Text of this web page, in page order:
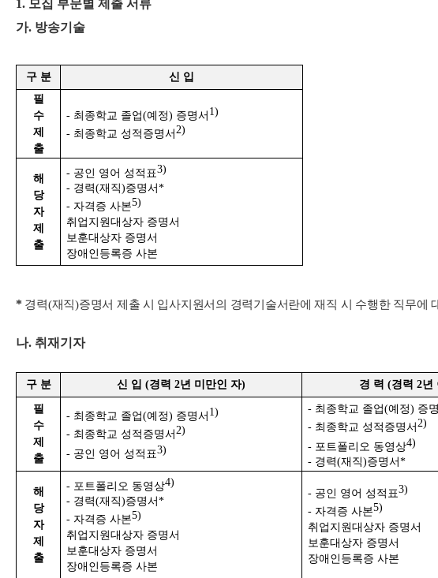
1. 모집 부문별 제출 서류
가. 방송기술
구 분
신 입
필
수
제
출
- 최종학교 졸업(예정) 증명서 1)
- 최종학교 성적증명서 2)
해
당
자
제
출
- 공인 영어 성적표3)
- 경력(재직)증명서 *
- 자격증 사본5)
취업지원대상자 증명서
보훈대상자 증명서
장애인등록증 사본
* 경력(재직)증명서 제출 시 입사지원서의 경력기술서란에 재직 시 수행한 직무에
나. 취재기자
구 분 신 입 (경력 2년 미만인 자) 경 력 (경력 2년
필
수
제
출
- 최종학교 졸업(예정) 증명서 1)
- 최종학교 성적증명서 2)
- 공인 영어 성적표3)
- 최종학교 졸업(예정) 증
- 최종학교 성적증명서 2)
- 포트폴리오 동영상4)
- 경력(재직)증명서 *
해
당
자
제
출
- 포트폴리오 동영상4)
- 경력(재직)증명서 *
- 자격증 사본5)
취업지원대상자 증명서
보훈대상자 증명서
장애인등록증 사본
- 공인 영어 성적표3)
- 자격증 사본5)
취업지원대상자 증명서
보훈대상자 증명서
장애인등록증 사본